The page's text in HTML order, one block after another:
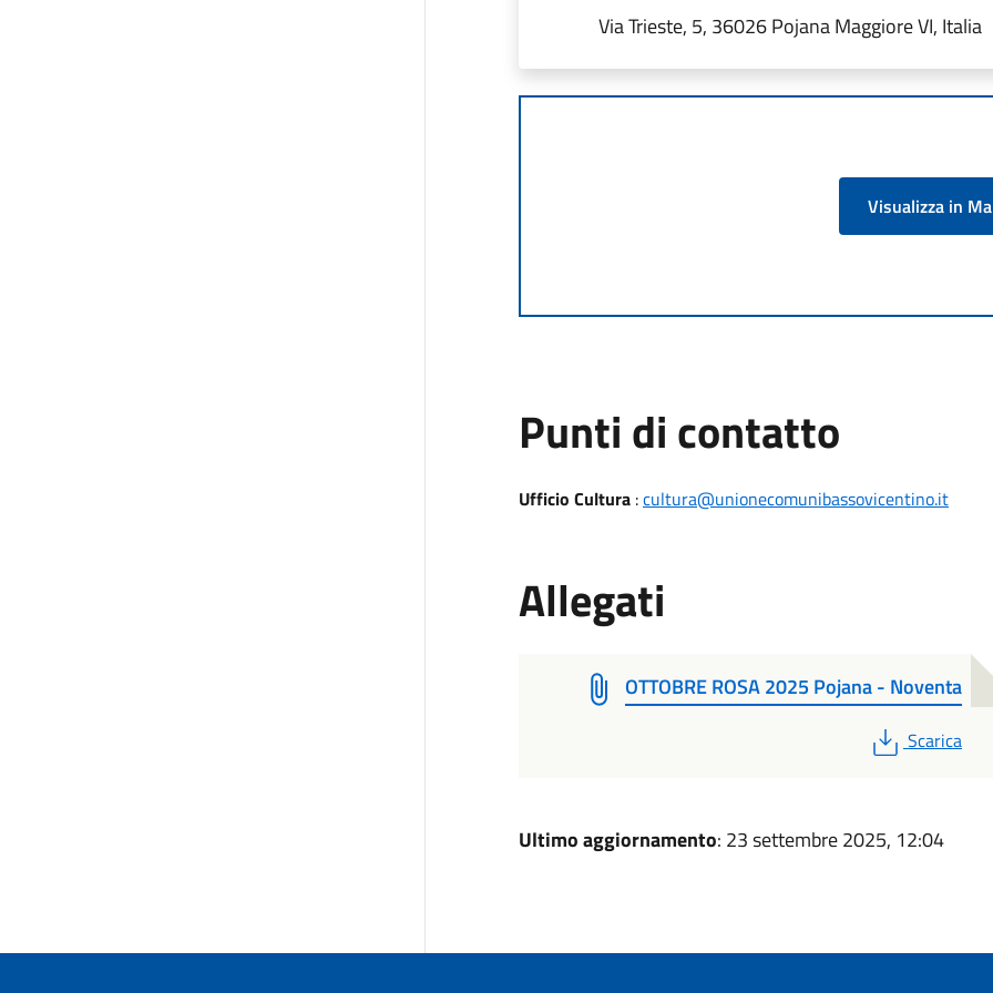
Via Trieste, 5, 36026 Pojana Maggiore VI, Italia
Visualizza in
Punti di contatto
Ufficio Cultura:cultura@unionecomunibassovicentino.it
Allegati
OTTOBRE ROSA 2025 Pojana - Noventa
PDF
Scarica
Ultimo aggiornamento: 23 settembre 2025, 12:04